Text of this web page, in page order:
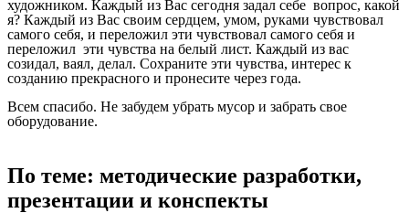
художником. Каждый из Вас сегодня задал себе вопрос, какой
я? Каждый из Вас своим сердцем, умом, руками чувствовал
самого себя, и переложил эти чувствовал самого себя и
переложил эти чувства на белый лист. Каждый из вас
созидал, ваял, делал. Сохраните эти чувства, интерес к
созданию прекрасного и пронесите через года.
Всем спасибо. Не забудем убрать мусор и забрать свое
оборудование.
По теме: методические разработки,
презентации и конспекты